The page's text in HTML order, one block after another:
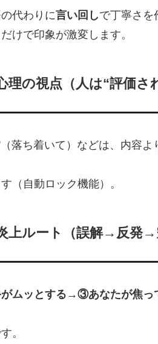
代わりに言い回しで丁寧さを
けで印象が激変します。
の視点（人は“評価さ
（落ち着いて）などは、内容よ
（自動ロック機能）。
上ルート（誤解→反発
ムッとする→③あなたが焦
。